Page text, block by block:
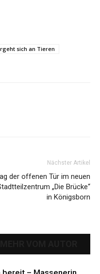
sich an Tieren
Nächster Artikel
der offenen Tür im neuen
„Die Brücke“
in Königsborn